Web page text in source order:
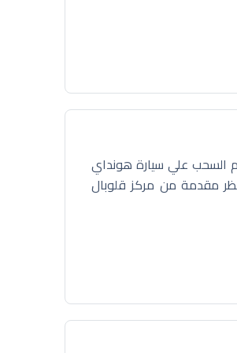
السحب علي سيارة هونداي
مقدمة من مركز قلوبال